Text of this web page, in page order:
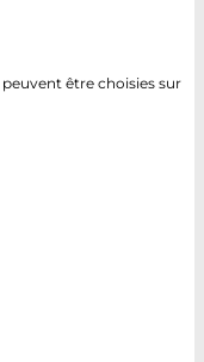
être choisies sur